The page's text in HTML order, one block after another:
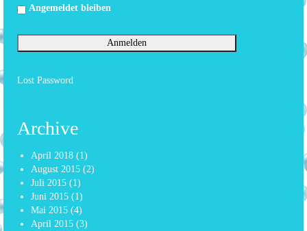
Angemeldet bleiben
Lost Password
Archive
April 2018 (1)
August 2015 (2)
Juli 2015 (1)
Juni 2015 (1)
Mai 2015 (4)
April 2015 (3)